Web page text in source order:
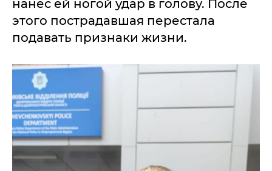
нанес ей ногой удар в голову. После
этого пострадавшая перестала
подавать признаки жизни.